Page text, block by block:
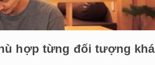
hợp từng đối tượng